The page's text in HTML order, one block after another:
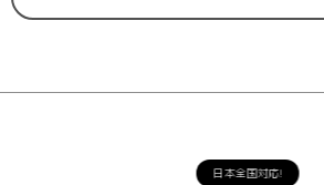
日本全国対応!